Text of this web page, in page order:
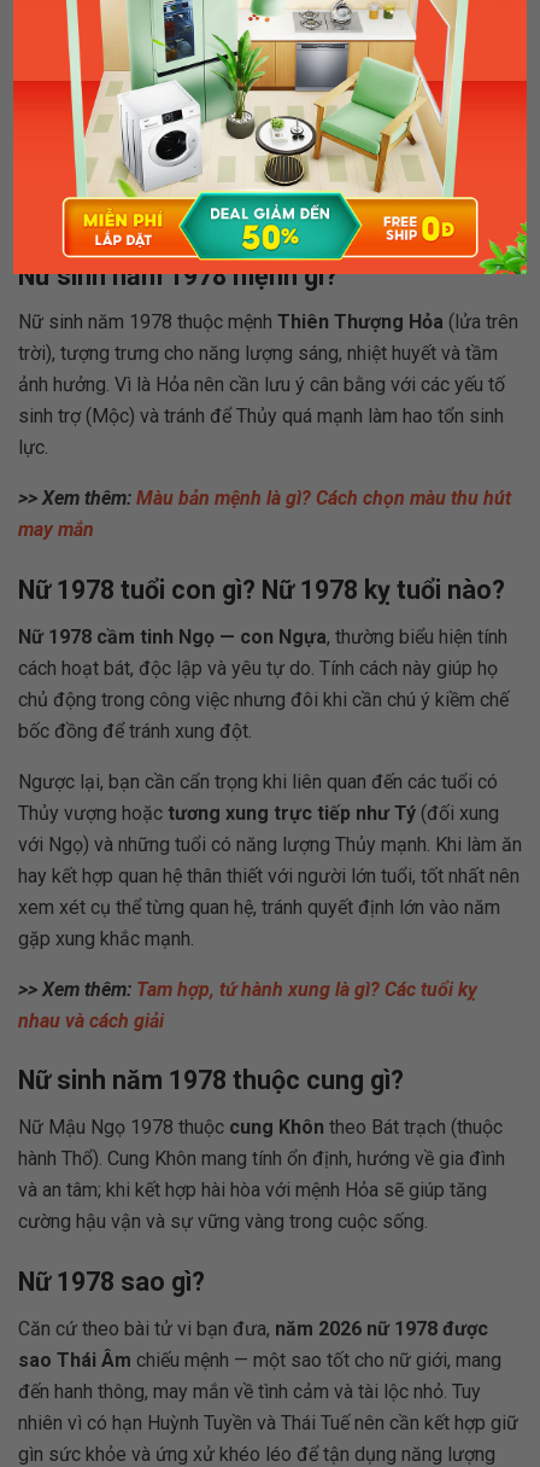
Phong thủy trong năm 2026 đóng vai trò quan trọng đối với
nữ tuổi Mậu Ngọ, đặc biệt khi ngũ hành Thủy của năm khắc
với bản mệnh Hỏa. Việc lựa chọn màu sắc, vật phẩm và
hướng đi hợp phong thủy sẽ giúp bạn cân bằng năng lượng,
giảm tác động của vận hạn và tăng cường vận may trong
năm Bính Ngọ.
Nữ sinh năm 1978 mệnh gì?
Nữ sinh năm 1978 thuộc mệnh Thiên Thượng Hỏa (lửa trên
trời), tượng trưng cho năng lượng sáng, nhiệt huyết và tầm
ảnh hưởng. Vì là Hỏa nên cần lưu ý cân bằng với các yếu tố
sinh trợ (Mộc) và tránh để Thủy quá mạnh làm hao tổn sinh
lực.
>> Xem thêm: Màu bản mệnh là gì? Cách chọn màu thu hút
may mắn
Nữ 1978 tuổi con gì? Nữ 1978 kỵ tuổi nào?
Nữ 1978 cầm tinh Ngọ — con Ngựa, thường biểu hiện tính
cách hoạt bát, độc lập và yêu tự do. Tính cách này giúp họ
chủ động trong công việc nhưng đôi khi cần chú ý kiềm chế
bốc đồng để tránh xung đột.
Ngược lại, bạn cần cẩn trọng khi liên quan đến các tuổi có
Thủy vượng hoặc tương xung trực tiếp như Tý (đối xung
với Ngọ) và những tuổi có năng lượng Thủy mạnh. Khi làm ăn
hay kết hợp quan hệ thân thiết với người lớn tuổi, tốt nhất nên
xem xét cụ thể từng quan hệ, tránh quyết định lớn vào năm
gặp xung khắc mạnh.
>> Xem thêm: Tam hợp, tứ hành xung là gì? Các tuổi kỵ
nhau và cách giải
Nữ sinh năm 1978 thuộc cung gì?
Nữ Mậu Ngọ 1978 thuộc cung Khôn theo Bát trạch (thuộc
hành Thổ). Cung Khôn mang tính ổn định, hướng về gia đình
và an tâm; khi kết hợp hài hòa với mệnh Hỏa sẽ giúp tăng
cường hậu vận và sự vững vàng trong cuộc sống.
Nữ 1978 sao gì?
Căn cứ theo bài tử vi bạn đưa, năm 2026 nữ 1978 được
sao Thái Âm chiếu mệnh — một sao tốt cho nữ giới, mang
đến hanh thông, may mắn về tình cảm và tài lộc nhỏ. Tuy
nhiên vì có hạn Huỳnh Tuyền và Thái Tuế nên cần kết hợp giữ
gìn sức khỏe và ứng xử khéo léo để tận dụng năng lượng